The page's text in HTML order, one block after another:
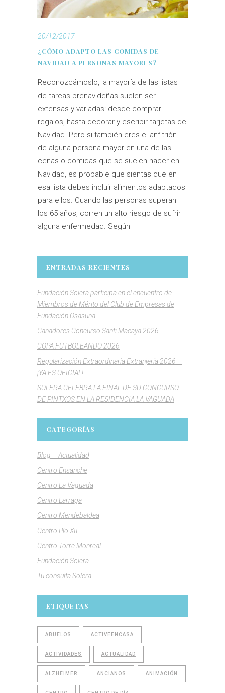
20/12/2017
¿CÓMO ADAPTO LAS COMIDAS DE
NAVIDAD A PERSONAS MAYORES?
Reconozcámoslo, la mayoría de las listas
de tareas prenavideñas suelen ser
extensas y variadas: desde comprar
regalos, hasta decorar y escribir tarjetas de
Navidad. Pero si también eres el anfitrión
de alguna persona mayor en una de las
cenas o comidas que se suelen hacer en
Navidad, es probable que sientas que en
esa lista debes incluir alimentos adaptados
para ellos. Cuando las personas superan
los 65 años, corren un alto riesgo de sufrir
alguna enfermedad. Según
ENTRADAS RECIENTES
Fundación Solera participa en el encuentro de
Miembros de Mérito del Club de Empresas de
Fundación Osasuna
Ganadores Concurso Santi Macaya 2026
COPA FUTBOLEANDO 2026
Regularización Extraordinaria Extranjería 2026 –
¡YA ES OFICIAL!
SOLERA CELEBRA LA FINAL DE SU CONCURSO
DE PINTXOS EN LA RESIDENCIA LA VAGUADA
CATEGORÍAS
Blog – Actualidad
Centro Ensanche
Centro La Vaguada
Centro Larraga
Centro Mendebaldea
Centro Pío XII
Centro Torre Monreal
Fundación Solera
Tu consulta Solera
ETIQUETAS
ABUELOS ACTIVEENCASA
ACTIVIDADES ACTUALIDAD
ALZHEIMER ANCIANOS ANIMACIÓN